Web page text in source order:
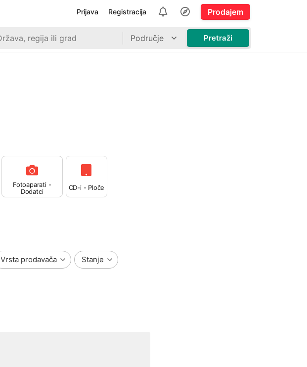
Prodajem
Registracija
Prijava
Područje Pretraži
Fotoaparati -
Dodatci
CD-i - Ploče
Vrsta prodavača Stanje